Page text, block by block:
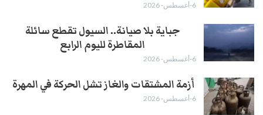
6-أغسطس- 2026
جباية بلا صيانة.. السيول تقطع سائلة
المقاطرة لليوم الرابع
6-أغسطس- 2026
أزمة المشتقات والغاز تشل الحركة في المهرة ​
6-أغسطس- 2026